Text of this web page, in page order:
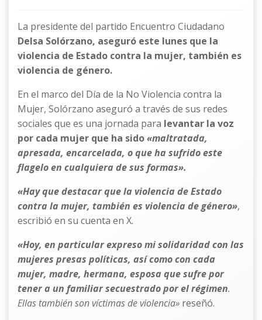
La presidente del partido Encuentro Ciudadano
Delsa Solórzano, aseguró este lunes que la
violencia de Estado contra la mujer, también es
violencia de género.
En el marco del Día de la No Violencia contra la
Mujer, Solórzano aseguró a través de sus redes
sociales que es una jornada para levantar la voz
por cada mujer que ha sido«maltratada,
apresada, encarcelada, o que ha sufrido este
flagelo en cualquiera de sus formas».
«Hay que destacar que la violencia de Estado
contra la mujer, también es violencia de género»,
escribió en su cuenta en X.
«Hoy, en particular expreso mi solidaridad con las
mujeres presas políticas, así como con cada
mujer, madre, hermana, esposa que sufre por
tener a un familiar secuestrado por el régimen.
Ellas también son víctimas de violencia» reseñó.